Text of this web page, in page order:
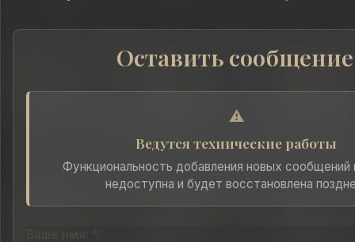
Оставить сообщение
⚠️
Ведутся технические работы
Функциональность добавления новых сообщений
недоступна и будет восстановлена